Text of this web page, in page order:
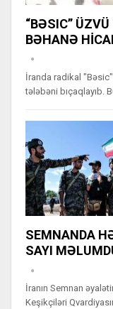
“BƏSIC”
BƏHANƏ
İranda radikal
tələbəni bıçaqlayıb.
SEMNANDA
SAYI
İranın Semnan
Keşikçiləri